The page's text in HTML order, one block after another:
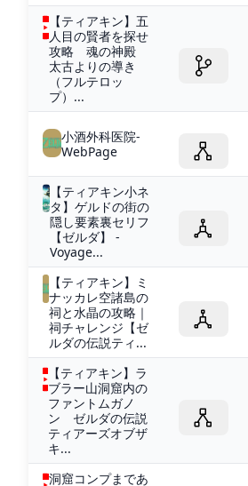
【ティアキン】五
人目の賢者を探せ
攻略 魂の神殿
太古よりの導き
（フルテロッ
プ）...
小酒外科医院-
WebPage
【ティアキン小ネ
タ】ゲルドの街の
隠し要素裏セリフ
【ゼルダ】 -
Voyage...
【ティアキン】ミ
ナッカレ空諸島の
祠と水晶の攻略｜
祠チャレンジ【ゼ
ルダの伝説ティ...
【ティアキン】ラ
ブラー山洞窟内の
ファントムガノ
ン ゼルダの伝説
ティアーズオブザ
キ...
洞窟コンプまであ